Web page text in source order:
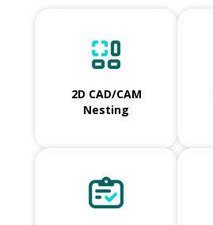
2D CAD/CAM
Nesting